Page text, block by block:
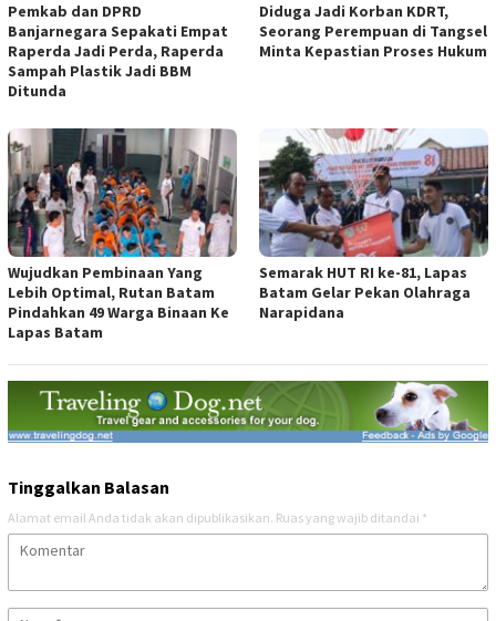
Pemkab dan DPRD
Banjarnegara Sepakati Empat
Raperda Jadi Perda, Raperda
Sampah Plastik Jadi BBM
Ditunda
Diduga Jadi Korban KDRT,
Seorang Perempuan di Tangsel
Minta Kepastian Proses Hukum
Wujudkan Pembinaan Yang
Lebih Optimal, Rutan Batam
Pindahkan 49 Warga Binaan Ke
Lapas Batam
Semarak HUT RI ke-81, Lapas
Batam Gelar Pekan Olahraga
Narapidana
Tinggalkan Balasan
Alamat email Anda tidak akan dipublikasikan. Ruas yang wajib ditandai *